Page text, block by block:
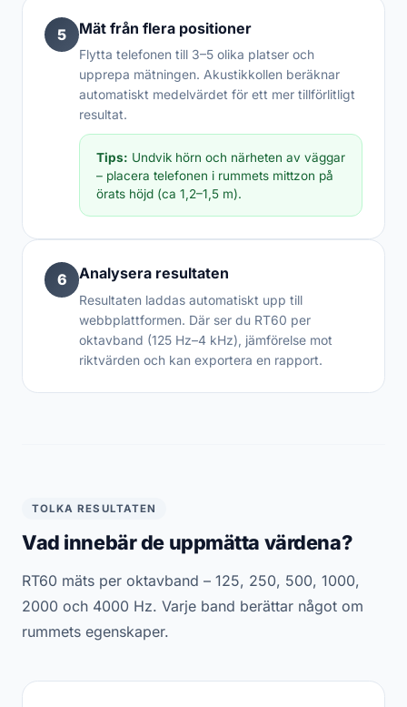
5 Mät från flera positioner
Flytta telefonen till 3–5 olika platser och
upprepa mätningen. Akustikkollen beräknar
automatiskt medelvärdet för ett mer tillförlitligt
resultat.
Tips: Undvik hörn och närheten av väggar
– placera telefonen i rummets mittzon på
örats höjd (ca 1,2–1,5 m).
6 Analysera resultaten
Resultaten laddas automatiskt upp till
webbplattformen. Där ser du RT60 per
oktavband (125 Hz–4 kHz), jämförelse mot
riktvärden och kan exportera en rapport.
TOLKA RESULTATEN
Vad innebär de uppmätta värdena?
RT60 mäts per oktavband – 125, 250, 500, 1000,
2000 och 4000 Hz. Varje band berättar något om
rummets egenskaper.